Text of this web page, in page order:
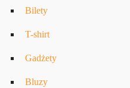
Bilety
T-shirt
Gadżety
Bluzy